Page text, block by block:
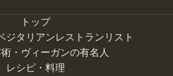
トップ
ジタリアンレストランリスト
・ヴィーガンの有名人
レシピ・料理